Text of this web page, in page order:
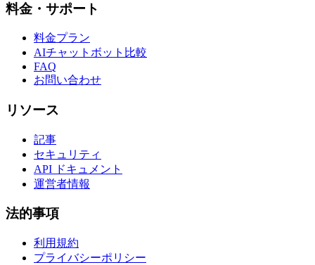
料金・サポート
料金プラン
AIチャットボット比較
FAQ
お問い合わせ
リソース
記事
セキュリティ
API ドキュメント
運営者情報
法的事項
利用規約
プライバシーポリシー